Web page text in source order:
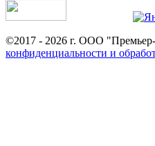
©2017 - 2026 г. ООО
конфиденциальности и